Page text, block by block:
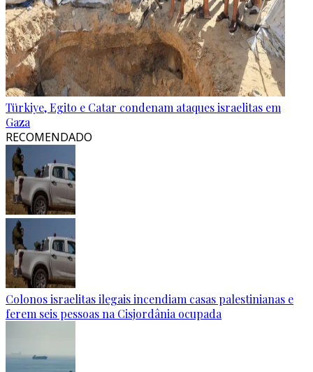
Türkiye, Egito e Catar condenam ataques israelitas em
Gaza
RECOMENDADO
Colonos israelitas ilegais incendiam casas palestinianas e
ferem seis pessoas na Cisjordânia ocupada